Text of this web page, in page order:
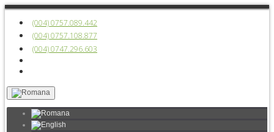
(004) 0757.089.442
(004) 0757.108.877
(004) 0747.296.603